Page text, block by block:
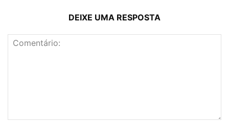
DEIXE UMA RESPOSTA